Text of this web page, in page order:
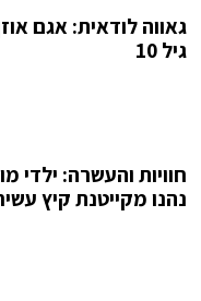
גאווה לודאית: אגם
גיל 10
חוויות והעשרה: ילדי
נהנו מקייטנת קיץ